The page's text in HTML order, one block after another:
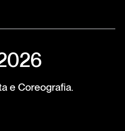
e Coreografia.